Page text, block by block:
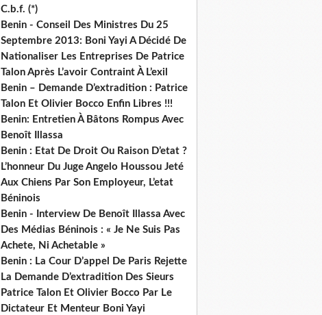
C.b.f. (*)
Benin - Conseil Des Ministres Du 25
Septembre 2013: Boni Yayi A Décidé De
Nationaliser Les Entreprises De Patrice
Talon Après L’avoir Contraint À L’exil
Benin – Demande D’extradition : Patrice
Talon Et Olivier Bocco Enfin Libres !!!
Benin: Entretien À Bâtons Rompus Avec
Benoît Illassa
Benin : Etat De Droit Ou Raison D’etat ?
L’honneur Du Juge Angelo Houssou Jeté
Aux Chiens Par Son Employeur, L’etat
Béninois
Benin - Interview De Benoît Illassa Avec
Des Médias Béninois : « Je Ne Suis Pas
Achete, Ni Achetable »
Benin : La Cour D’appel De Paris Rejette
La Demande D’extradition Des Sieurs
Patrice Talon Et Olivier Bocco Par Le
Dictateur Et Menteur Boni Yayi